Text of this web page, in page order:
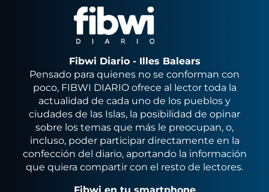
Fibwi Diario - Illes Balears
Pensado para quienes no se conforman con
poco, FIBWI DIARIO ofrece al lector toda la
actualidad de cada uno de los pueblos y
ciudades de las Islas, la posibilidad de opinar
sobre los temas que más le preocupan, o,
incluso, poder participar directamente en la
confección del diario, aportando la información
que quiera compartir con el resto de lectores.